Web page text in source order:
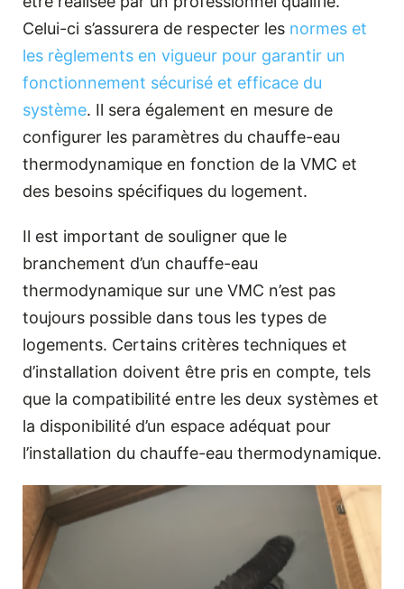
Celui-ci s’assurera de respecter les normes et
les règlements en vigueur pour garantir un
fonctionnement sécurisé et efficace du
système. Il sera également en mesure de
configurer les paramètres du chauffe-eau
thermodynamique en fonction de la VMC et
des besoins spécifiques du logement.
Il est important de souligner que le
branchement d’un chauffe-eau
thermodynamique sur une VMC n’est pas
toujours possible dans tous les types de
logements. Certains critères techniques et
d’installation doivent être pris en compte, tels
que la compatibilité entre les deux systèmes et
la disponibilité d’un espace adéquat pour
l’installation du chauffe-eau thermodynamique.